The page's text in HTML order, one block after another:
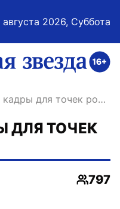
августа 2026, Суббота
на главную
кадры для точек роста
ДЛЯ ТОЧЕК
797